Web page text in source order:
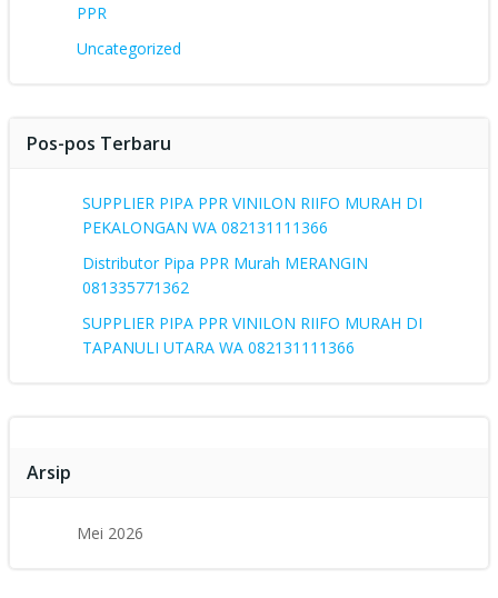
PPR
Uncategorized
Pos-pos Terbaru
SUPPLIER PIPA PPR VINILON RIIFO MURAH DI
PEKALONGAN WA 082131111366
Distributor Pipa PPR Murah MERANGIN
081335771362
SUPPLIER PIPA PPR VINILON RIIFO MURAH DI
TAPANULI UTARA WA 082131111366
Arsip
Mei 2026